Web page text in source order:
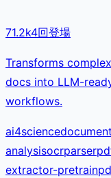
71.2k4回登場
Transforms
docs into LLM-
workflows.
ai4science
analysisocrparser
extractor-pretrain